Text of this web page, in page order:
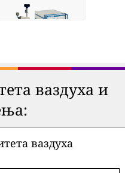
ваздуха и
ваздуха